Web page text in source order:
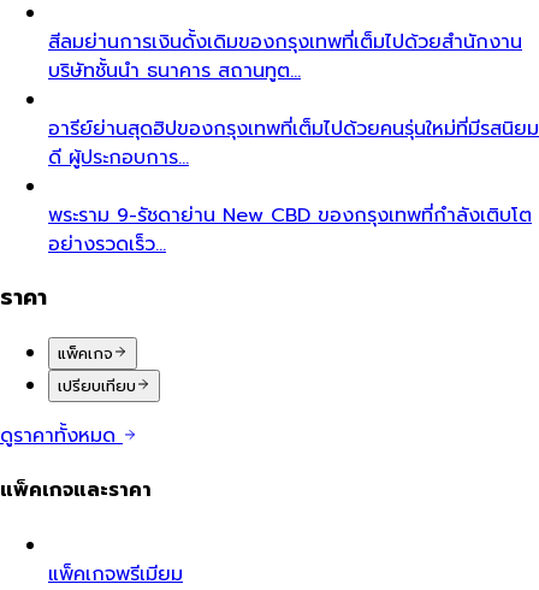
สีลมย่านการเงินดั้งเดิมของกรุงเทพที่เต็มไปด้วยสำนักงาน
บริษัทชั้นนำ ธนาคาร สถานทูต…
อารีย์ย่านสุดฮิปของกรุงเทพที่เต็มไปด้วยคนรุ่นใหม่ที่มีรสนิยม
ดี ผู้ประกอบการ…
พระราม 9-รัชดาย่าน New CBD ของกรุงเทพที่กำลังเติบโต
อย่างรวดเร็ว…
ราคา
แพ็คเกจ
เปรียบเทียบ
ดูราคาทั้งหมด
แพ็คเกจและราคา
แพ็คเกจพรีเมียม